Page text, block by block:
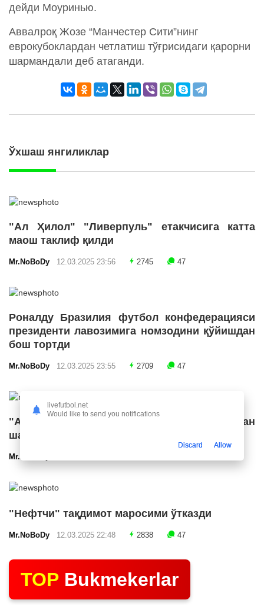
дейди Моуринью.
Аввалроқ Жозе “Манчестер Сити”нинг
еврокубоклардан четлатиш тўғрисидаги қарорни
шармандали деб атаганди.
Ўхшаш янгиликлар
"Ал Ҳилол" "Ливерпуль" етакчисига катта
маош таклиф қилди
Mr.NoBoDy 12.03.2025 23:56 2745 47
Роналду Бразилия футбол конфедерацияси
президенти лавозимига номзодини қўйишдан
бош тортди
Mr.NoBoDy 12.03.2025 23:55 2709 47
"Арсенал" икки ярим ҳимоячи билан
шартнома имзолашга яқин
Mr.NoBoDy
"Нефтчи" тақдимот маросими ўтказди
Mr.NoBoDy 12.03.2025 22:48 2838 47
TOP Bukmekerlar
livefutbol.net
Would like to send you notifications
Discard Allow